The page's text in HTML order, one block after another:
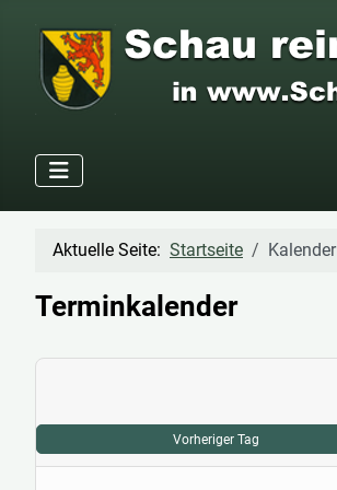
Aktuelle Seite: Startseite Kalender
Terminkalender
Vorheriger Tag